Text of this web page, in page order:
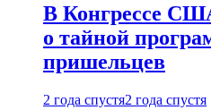
В Конгрессе
о тайной
пришельцев
2 года спустя2 года спустя